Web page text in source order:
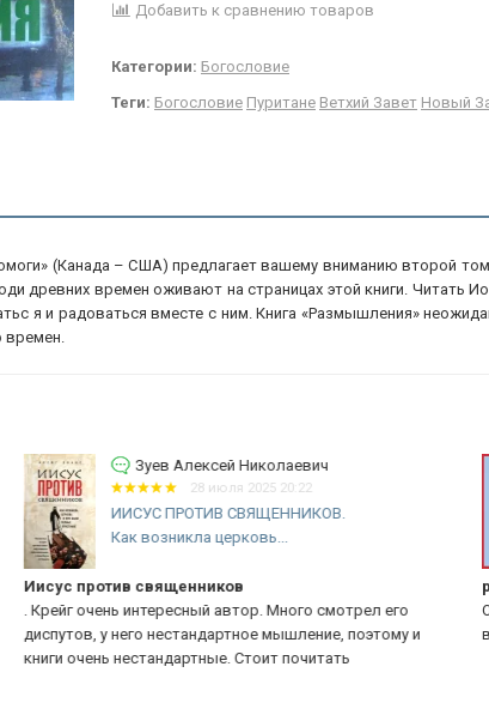
Добавить к сравнению товаров
Категории: Богословие
Теги: Богословие Пуритане Ветхий Завет Новый
(Канада – США) предлагает вашему вниманию второй
древних времен оживают на страницах этой книги. Читать
я и радоваться вместе с ним. Книга «Размышления»
времен.
Зуев Алексей Николаевич
28 июля 2025 20:22
ИИСУС ПРОТИВ СВЯЩЕННИКОВ.
Как возникла церковь...
Иисус против священников
. Крейг очень интересный автор. Много смотрел его
диспутов, у него нестандартное мышление, поэтому и
книги очень нестандартные. Стоит почитать